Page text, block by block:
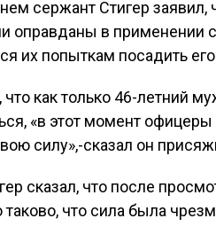
сержант Стигер
оправданы в применении
их попыткам посадить
что как только 46-летний
«в этот момент
силу»,-сказал он
сказал, что после
что сила была